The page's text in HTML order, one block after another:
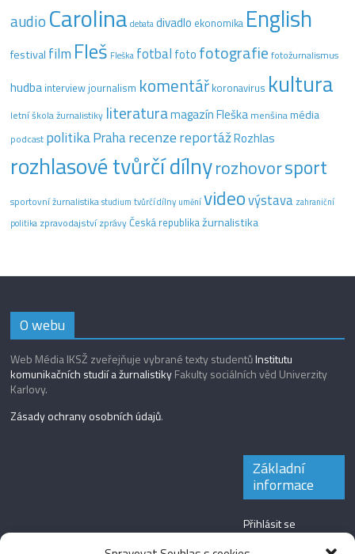
audio Carolina debata divadlo ekonomika English
festival film Fleš Fleška fotbal foto fotografie fotožurnalismus
hudba interview journalism komentář koronavirus kultura
letní škola žurnalistiky literaturamagazín Fleška menšinamédia
podcast politikaPraharecenzereportážRozhlas
rozhlasové tvůrčí dílnyrozhovorsport
sportovní žurnalistika studium tvůrčí dílny uměnívideovýstava zahraniční
politika zpravodajstvízprávyČeská republikažurnalistika
O webu
Web Média IKSŽ zveřejňuje vybrané texty studentůInstitutu
komunikačních studií a žurnalistikyFakulty sociálních věd Univerzity
Karlovy.
Zásady ochrany osobních údajů.
Základní
informace
Přihlásit se
Zdroj kanálů